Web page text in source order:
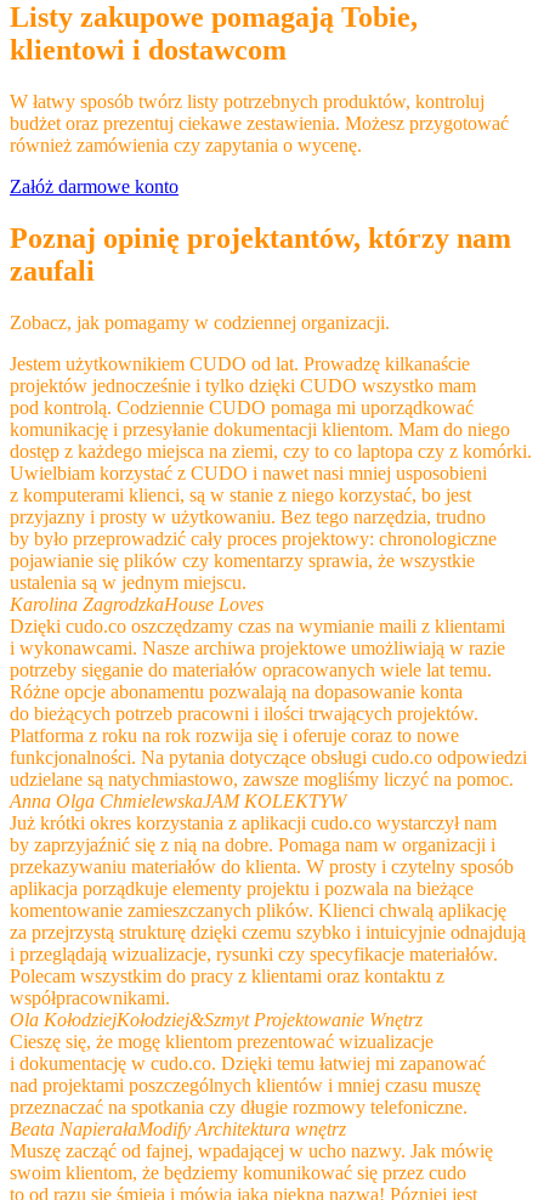
Listy zakupowe pomagają Tobie,
klientowi i dostawcom
W łatwy sposób twórz listy potrzebnych produktów, kontroluj
budżet oraz prezentuj ciekawe zestawienia. Możesz przygotować
również zamówienia czy zapytania o wycenę.
Załóż darmowe konto
Poznaj opinię projektantów, którzy nam
zaufali
Zobacz, jak pomagamy w codziennej organizacji.
Jestem użytkownikiem CUDO od lat. Prowadzę kilkanaście
projektów jednocześnie i tylko dzięki CUDO wszystko mam
pod kontrolą. Codziennie CUDO pomaga mi uporządkować
komunikację i przesyłanie dokumentacji klientom. Mam do niego
dostęp z każdego miejsca na ziemi, czy to co laptopa czy z komórki.
Uwielbiam korzystać z CUDO i nawet nasi mniej usposobieni
z komputerami klienci, są w stanie z niego korzystać, bo jest
przyjazny i prosty w użytkowaniu. Bez tego narzędzia, trudno
by było przeprowadzić cały proces projektowy: chronologiczne
pojawianie się plików czy komentarzy sprawia, że wszystkie
ustalenia są w jednym miejscu.
Karolina ZagrodzkaHouse Loves
Dzięki cudo.co oszczędzamy czas na wymianie maili z klientami
i wykonawcami. Nasze archiwa projektowe umożliwiają w razie
potrzeby sięganie do materiałów opracowanych wiele lat temu.
Różne opcje abonamentu pozwalają na dopasowanie konta
do bieżących potrzeb pracowni i ilości trwających projektów.
Platforma z roku na rok rozwija się i oferuje coraz to nowe
funkcjonalności. Na pytania dotyczące obsługi cudo.co odpowiedzi
udzielane są natychmiastowo, zawsze mogliśmy liczyć na pomoc.​​
Anna Olga Chmielewska​JAM KOLEKTYW​
Już krótki okres korzystania z aplikacji cudo.co wystarczył nam
by zaprzyjaźnić się z nią na dobre. Pomaga nam w organizacji i
przekazywaniu materiałów do klienta. W prosty i czytelny sposób
aplikacja porządkuje elementy projektu i pozwala na bieżące
komentowanie zamieszczanych plików. Klienci chwalą aplikację
za przejrzystą strukturę dzięki czemu szybko i intuicyjnie odnajdują
i przeglądają wizualizacje, rysunki czy specyfikacje materiałów.
Polecam wszystkim do pracy z klientami oraz kontaktu z
współpracownikami.​
Ola Kołodziej​Kołodziej&Szmyt Projektowanie Wnętrz​
Cieszę się, że mogę klientom prezentować wizualizacje
i dokumentację w cudo.co. Dzięki temu łatwiej mi zapanować
nad projektami poszczególnych klientów i mniej czasu muszę
przeznaczać na spotkania czy długie rozmowy telefoniczne.
Beata Napierała​Modify Architektura wnętrz​
Muszę zacząć od fajnej, wpadającej w ucho nazwy. Jak mówię
swoim klientom, że będziemy komunikować się przez cudo
to od razu się śmieją i mówią jaka piękna nazwa! Pózniej jest